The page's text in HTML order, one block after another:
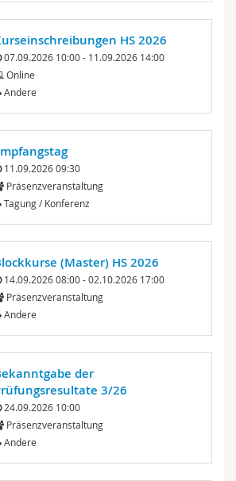
HS 2026
07.09.2026 10:00 - 11.09.2026 14:00
Online
Andere
11.09.2026 09:30
Präsenzveranstaltung
Tagung / Konferenz
(Master) HS 2026
14.09.2026 08:00 - 02.10.2026 17:00
Präsenzveranstaltung
Andere
der
3/26
24.09.2026 10:00
Präsenzveranstaltung
Andere